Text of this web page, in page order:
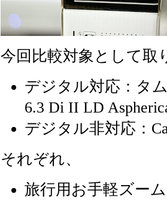
今回比較対象として取
デジタル対応：タ
6.3 Di II LD
デジタル非対応：
それぞれ、
旅行用お手軽ズー